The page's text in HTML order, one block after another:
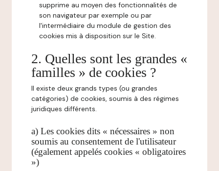
supprime au moyen des fonctionnalités de
son navigateur par exemple ou par
l'intermédiaire du module de gestion des
cookies mis à disposition sur le Site.
2. Quelles sont les grandes «
familles » de cookies ?
Il existe deux grands types (ou grandes
catégories) de cookies, soumis à des régimes
juridiques différents.
a) Les cookies dits « nécessaires » non
soumis au consentement de l'utilisateur
(également appelés cookies « obligatoires
»)